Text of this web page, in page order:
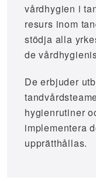
vårdhygien i
resurs inom
stödja alla
de
De erbjuder
hygienrutiner
implementera
upprätthållas.